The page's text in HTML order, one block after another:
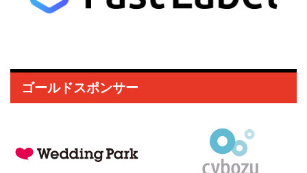
ゴールドスポンサー